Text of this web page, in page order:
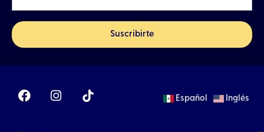
Suscribirte
F
a
I
n
Español Inglés